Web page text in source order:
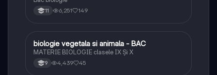
11 6,251 149
Biologie
biologie vegetala si animala - BAC
MATERIE BIOLOGIE clasele IX Şi X
9 4,439 45